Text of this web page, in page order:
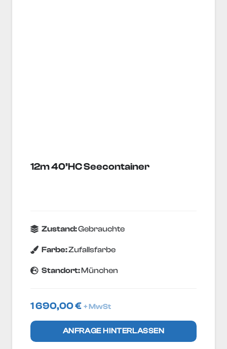
12m 40’HC Seecontainer
Zustand:Gebrauchte
Farbe:Zufallsfarbe
Standort:München
1 690,00€ + MwSt
ANFRAGE HINTERLASSEN